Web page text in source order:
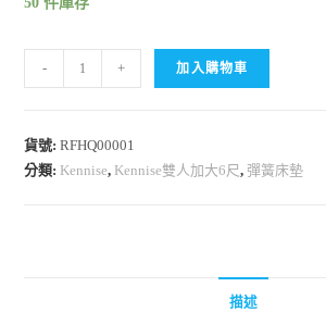
- + 加入購物車
貨號:RFHQ00001
分類: Kennise, Kennise雙人加大6尺, 彈簧床墊
描述